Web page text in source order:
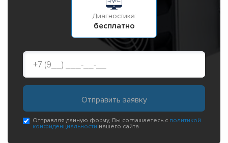
Диагностика:
бесплатно
Отправляя данную форму, Вы соглашаетесь с политикой
конфиденциальности нашего сайта